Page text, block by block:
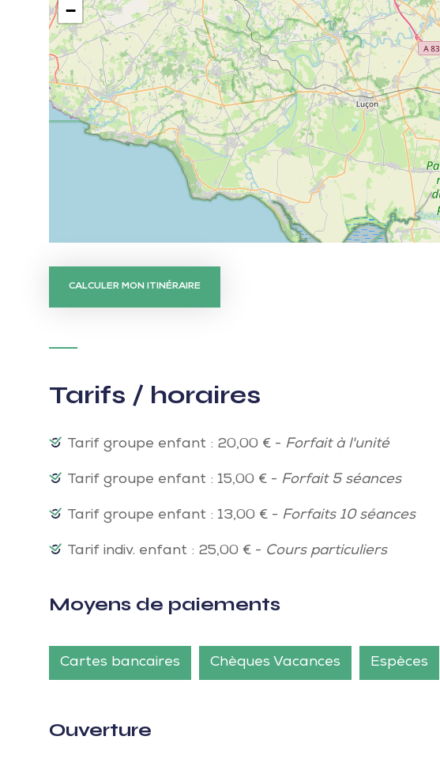
−
CALCULER MON ITINÉRAIRE
Tarifs / horaires
Tarif groupe enfant : 20,00 € - Forfait à l'unité
Tarif groupe enfant : 15,00 € - Forfait 5 séances
Tarif groupe enfant : 13,00 € - Forfaits 10 séances
Tarif indiv. enfant : 25,00 € - Cours particuliers
Moyens de paiements
Cartes bancaires Chèques Vacances Espèces
Ouverture